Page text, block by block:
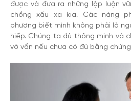
được và đưa ra những lập luận
chồng xấu xa kia. Các nàng
phương biết mình không phải là
hiếp. Chúng ta đủ thông minh và
vớ vẩn nếu chưa có đủ bằng